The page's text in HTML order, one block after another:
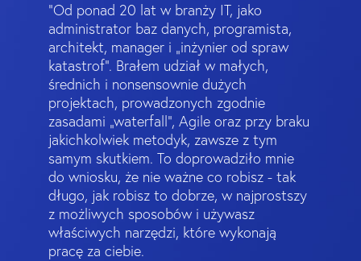
"Od ponad 20 lat w branży IT, jako
administrator baz danych, programista,
architekt, manager i „inżynier od spraw
katastrof”. Brałem udział w małych,
średnich i nonsensownie dużych
projektach, prowadzonych zgodnie
zasadami „waterfall”, Agile oraz przy braku
jakichkolwiek metodyk, zawsze z tym
samym skutkiem. To doprowadziło mnie
do wniosku, że nie ważne co robisz - tak
długo, jak robisz to dobrze, w najprostszy
z możliwych sposobów i używasz
właściwych narzędzi, które wykonają
pracę za ciebie.